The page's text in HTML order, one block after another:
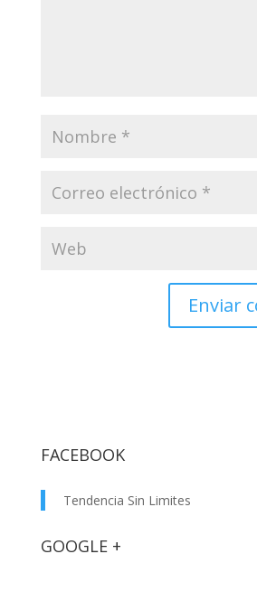
FACEBOOK
Tendencia Sin Limites
GOOGLE +